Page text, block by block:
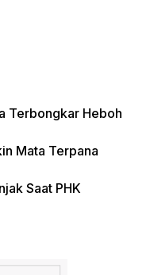
Terbongkar Heboh
Mata Terpana
Saat PHK